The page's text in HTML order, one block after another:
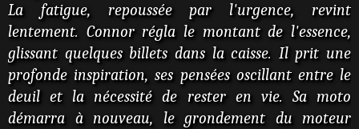
La fatigue, repoussée par l'urgence, revint
lentement. Connor régla le montant de l'essence,
glissant quelques billets dans la caisse. Il prit une
profonde inspiration, ses pensées oscillant entre le
deuil et la nécessité de rester en vie. Sa moto
démarra à nouveau, le grondement du moteur